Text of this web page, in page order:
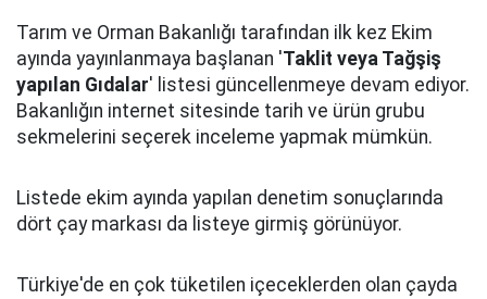
Tarım ve Orman Bakanlığı tarafından ilk kez Ekim
ayında yayınlanmaya başlanan 'Taklit veya Tağşiş
yapılan Gıdalar' listesi güncellenmeye devam ediyor.
Bakanlığın internet sitesinde tarih ve ürün grubu
sekmelerini seçerek inceleme yapmak mümkün.
Listede ekim ayında yapılan denetim sonuçlarında
dört çay markası da listeye girmiş görünüyor.
Türkiye'de en çok tüketilen içeceklerden olan çayda